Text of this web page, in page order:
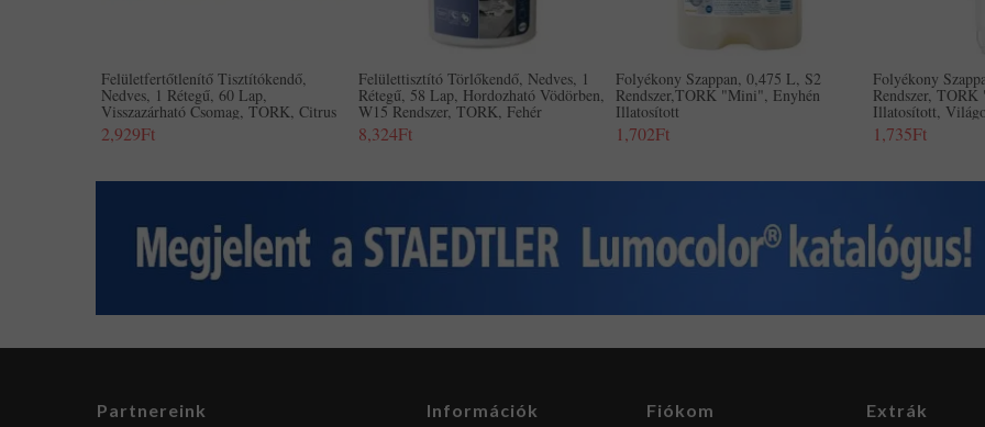
Felületfertőtlenítő Tisztítókendő,
Nedves, 1 Rétegű, 60 Lap,
Visszazárható Csomag, TORK, Citrus
2,929Ft
Felülettisztító Törlőkendő, Nedves, 1
Rétegű, 58 Lap, Hordozható Vödörben,
W15 Rendszer, TORK, Fehér
8,324Ft
Folyékony Szappan, 0,475 L, S2
Rendszer,TORK "Mini", Enyhén
Illatosított
1,702Ft
Folyékony
Rendszer,
Illatosított,
1,735Ft
Partnereink Információk Fiókom Extrák